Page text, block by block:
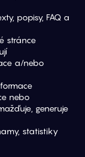
popisy, FAQ a
stránce
a/nebo
nebo
generuje
statistiky